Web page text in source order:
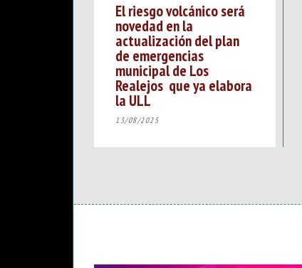
El riesgo volcánico será
novedad en la
actualización del plan
de emergencias
municipal de Los
Realejos que ya elabora
la ULL
13/08/2025